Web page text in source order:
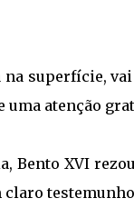
superfície,
atenção
Bento XVI